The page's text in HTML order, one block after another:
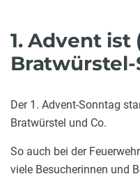
1. Advent ist
Der 1. Advent-Sonntag
Bratwürstel und Co.
So auch bei der
viele Besucherinnen und